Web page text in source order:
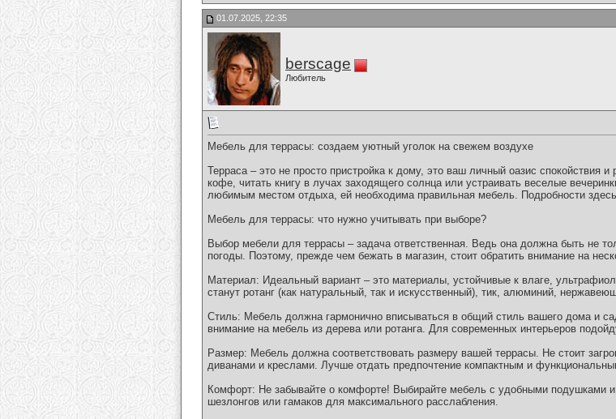
01.07.2025, 22:35
berscage
Любитель
Мебель для террасы: создаем уютный уголок на свежем воздухе
Терраса – это не просто пристройка к дому, это ваш личный оазис спокойствия
кофе, читать книгу в лучах заходящего солнца или устраивать веселые
любимым местом отдыха, ей необходима правильная мебель. Подробности здесь
Мебель для террасы: что нужно учитывать при выборе?
Выбор мебели для террасы – задача ответственная. Ведь она должна быть не
погоды. Поэтому, прежде чем бежать в магазин, стоит обратить внимание на
Материал: Идеальный вариант – это материалы, устойчивые к влаге,
станут ротанг (как натуральный, так и искусственный), тик, алюминий,
Стиль: Мебель должна гармонично вписываться в общий стиль вашего дома и
внимание на мебель из дерева или ротанга. Для современных интерьеров
Размер: Мебель должна соответствовать размеру вашей террасы. Не стоит
диванами и креслами. Лучше отдать предпочтение компактным и
Комфорт: Не забывайте о комфорте! Выбирайте мебель с удобными подушками
шезлонгов или гамаков для максимального расслабления.